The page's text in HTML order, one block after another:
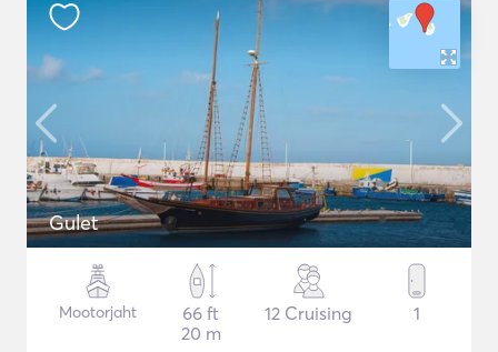
Gulet
Mootorjaht
66 ft
20 m
12 Cruising 1